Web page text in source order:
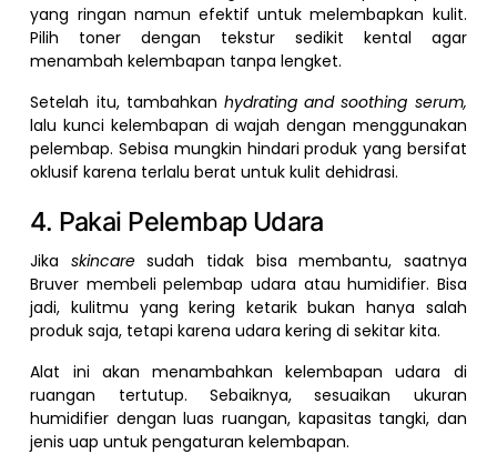
yang ringan namun efektif untuk melembapkan kulit.
Pilih toner dengan tekstur sedikit kental agar
menambah kelembapan tanpa lengket.
Setelah itu, tambahkan hydrating and soothing serum,
lalu kunci kelembapan di wajah dengan menggunakan
pelembap. Sebisa mungkin hindari produk yang bersifat
oklusif karena terlalu berat untuk kulit dehidrasi.
4. Pakai Pelembap Udara
Jika skincaresudah tidak bisa membantu, saatnya
Bruver membeli pelembap udara atau humidifier. Bisa
jadi, kulitmu yang kering ketarik bukan hanya salah
produk saja, tetapi karena udara kering di sekitar kita.
Alat ini akan menambahkan kelembapan udara di
ruangan tertutup. Sebaiknya, sesuaikan ukuran
humidifier dengan luas ruangan, kapasitas tangki, dan
jenis uap untuk pengaturan kelembapan.